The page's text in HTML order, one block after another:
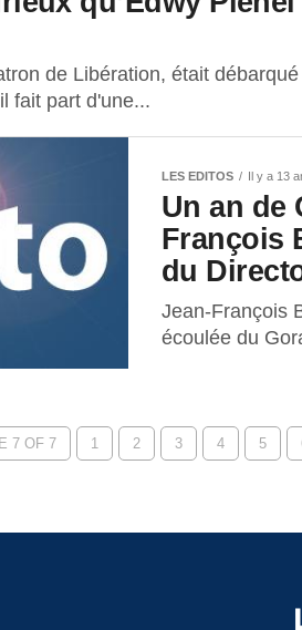
de Libération, était
fait part d'une...
LES EDITOS Il y a 13
Un an de
François
du
Jean-François
écoulée du
7 OF 7 1 2 3 4 5